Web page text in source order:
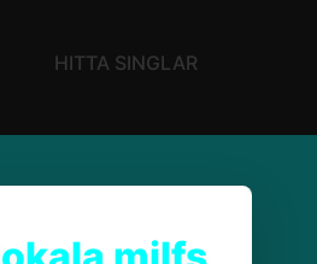
HITTA SINGLAR